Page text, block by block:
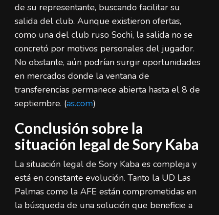
de su representante, buscando facilitar su
salida del club. Aunque existieron ofertas,
como una del club ruso Sochi, la salida no se
concretó por motivos personales del jugador.
No obstante, aún podrían surgir oportunidades
en mercados donde la ventana de
transferencias permanece abierta hasta el 8 de
septiembre. (as.com)
Conclusión sobre la
situación legal de Sory Kaba
La situación legal de Sory Kaba es compleja y
está en constante evolución. Tanto la UD Las
Palmas como la AFE están comprometidas en
la búsqueda de una solución que beneficie a